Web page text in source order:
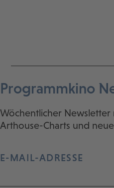
Programmkino
Wöchentlicher Newsletter
Arthouse-Charts und
E-MAIL-ADRESSE